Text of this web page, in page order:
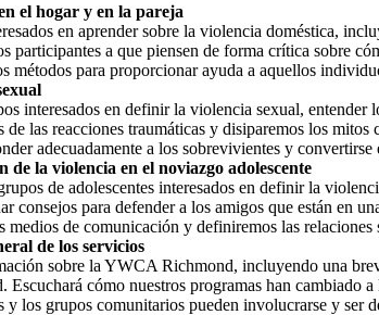
el hogar y en la pareja
en aprender sobre la violencia doméstica,
participantes a que piensen de forma crítica sobre
métodos para proporcionar ayuda a aquellos
interesados en definir la violencia sexual,
las reacciones traumáticas y disiparemos los
adecuadamente a los sobrevivientes y convertirse
de la violencia en el noviazgo adolescente
de adolescentes interesados en definir la
consejos para defender a los amigos que están en
de comunicación y definiremos las relaciones
de los servicios
sobre la YWCA Richmond, incluyendo una
Escuchará cómo nuestros programas han cambiado
y los grupos comunitarios pueden involucrarse y ser